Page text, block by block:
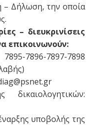
– Δήλωση, την οποία
– διευκρινίσεις
επικοινωνούν:
7896-7897-7898
υποβολής της